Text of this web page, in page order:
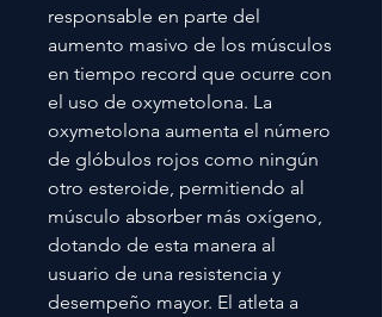
responsable en parte del
aumento masivo de los músculos
en tiempo record que ocurre con
el uso de oxymetolona. La
oxymetolona aumenta el número
de glóbulos rojos como ningún
otro esteroide, permitiendo al
músculo absorber más oxígeno,
dotando de esta manera al
usuario de una resistencia y
desempeño mayor. El atleta a